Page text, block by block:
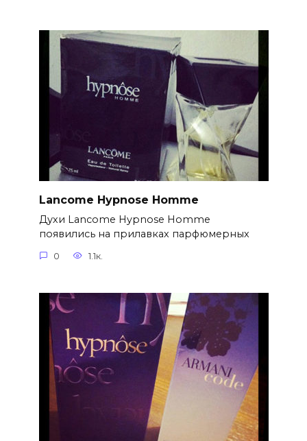
Lancome Hypnose Homme
Духи Lancome Hypnose Homme
появились на прилавках парфюмерных
0 1.1к.